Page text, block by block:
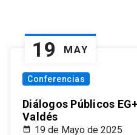
19 MAY
Conferencias
Diálogos Públicos
Valdés
19 de Mayo de 2025